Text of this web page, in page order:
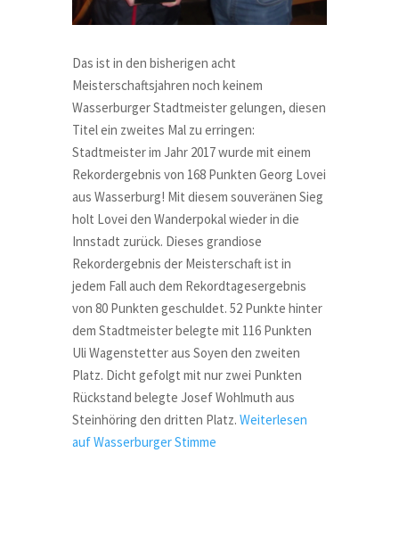
Das ist in den bisherigen acht
Meisterschaftsjahren noch keinem
Wasserburger Stadtmeister gelungen, diesen
Titel ein zweites Mal zu erringen:
Stadtmeister im Jahr 2017 wurde mit einem
Rekordergebnis von 168 Punkten Georg Lovei
aus Wasserburg! Mit diesem souveränen Sieg
holt Lovei den Wanderpokal wieder in die
Innstadt zurück. Dieses grandiose
Rekordergebnis der Meisterschaft ist in
jedem Fall auch dem Rekordtagesergebnis
von 80 Punkten geschuldet. 52 Punkte hinter
dem Stadtmeister belegte mit 116 Punkten
Uli Wagenstetter aus Soyen den zweiten
Platz. Dicht gefolgt mit nur zwei Punkten
Rückstand belegte Josef Wohlmuth aus
Steinhöring den dritten Platz. Weiterlesen
auf Wasserburger Stimme